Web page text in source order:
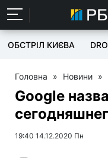
ОБСТРІЛ КИЄВА
Головна » Новини »
Google
19:40 14.12.2020 Пн